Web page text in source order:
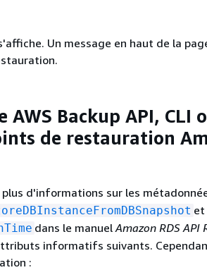
Un message en haut de la
Backup API, CLI
de restauration
plus d'informations sur les
et
dans le manuelAmazon RDS API
informatifs suivants.
: